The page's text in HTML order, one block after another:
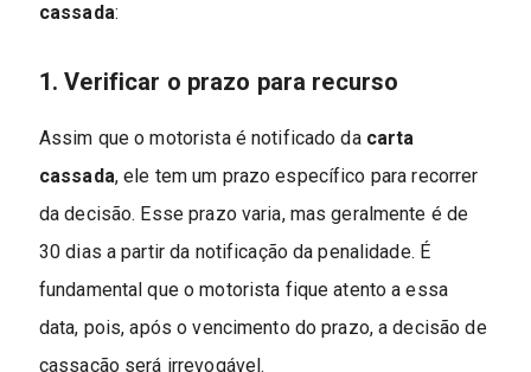
cassada:
1. Verificar o prazo para recurso
Assim que o motorista é notificado da carta
cassada, ele tem um prazo específico para recorrer
da decisão. Esse prazo varia, mas geralmente é de
30 dias a partir da notificação da penalidade. É
fundamental que o motorista fique atento a essa
data, pois, após o vencimento do prazo, a decisão de
cassação será irrevogável.